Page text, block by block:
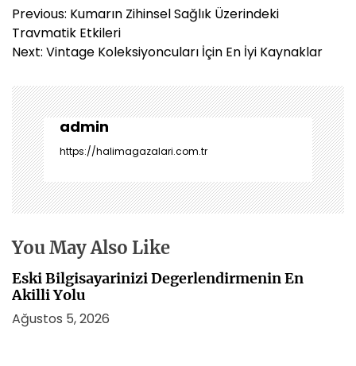
Y
a
z
g
e
z
i
n
m
e
i
Previous: Kumarın Zihinsel Sağlık Üzerindeki
Travmatik Etkileri
Next: Vintage Koleksiyoncuları İçin En İyi Kaynaklar
admin
https://halimagazalari.com.tr
You May Also Like
Eski Bilgisayarinizi Degerlendirmenin En
Akilli Yolu
Ağustos 5, 2026